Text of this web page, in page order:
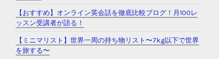
【おすすめ】オンライン英会話を徹底比較ブログ！月100レ
ッスン受講者が語る！
【ミニマリスト】世界一周の持ち物リスト〜7kg以下で世界
を旅する〜